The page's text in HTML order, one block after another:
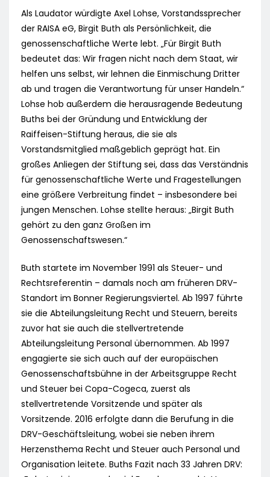
Als Laudator würdigte Axel Lohse, Vorstandssprecher
der RAISA eG, Birgit Buth als Persönlichkeit, die
genossenschaftliche Werte lebt. „Für Birgit Buth
bedeutet das: Wir fragen nicht nach dem Staat, wir
helfen uns selbst, wir lehnen die Einmischung Dritter
ab und tragen die Verantwortung für unser Handeln.“
Lohse hob außerdem die herausragende Bedeutung
Buths bei der Gründung und Entwicklung der
Raiffeisen-Stiftung heraus, die sie als
Vorstandsmitglied maßgeblich geprägt hat. Ein
großes Anliegen der Stiftung sei, dass das Verständnis
für genossenschaftliche Werte und Fragestellungen
eine größere Verbreitung findet – insbesondere bei
jungen Menschen. Lohse stellte heraus: „Birgit Buth
gehört zu den ganz Großen im
Genossenschaftswesen.“
Buth startete im November 1991 als Steuer- und
Rechtsreferentin – damals noch am früheren DRV-
Standort im Bonner Regierungsviertel. Ab 1997 führte
sie die Abteilungsleitung Recht und Steuern, bereits
zuvor hat sie auch die stellvertretende
Abteilungsleitung Personal übernommen. Ab 1997
engagierte sie sich auch auf der europäischen
Genossenschaftsbühne in der Arbeitsgruppe Recht
und Steuer bei Copa-Cogeca, zuerst als
stellvertretende Vorsitzende und später als
Vorsitzende. 2016 erfolgte dann die Berufung in die
DRV-Geschäftsleitung, wobei sie neben ihrem
Herzensthema Recht und Steuer auch Personal und
Organisation leitete. Buths Fazit nach 33 Jahren DRV: